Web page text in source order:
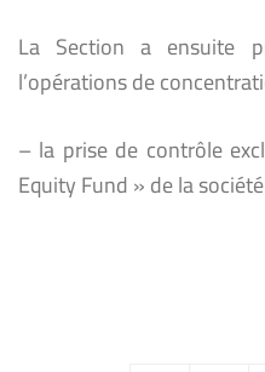
La Section a ensuite
l’opérations de
– la prise de contrôle
Equity Fund » de la société